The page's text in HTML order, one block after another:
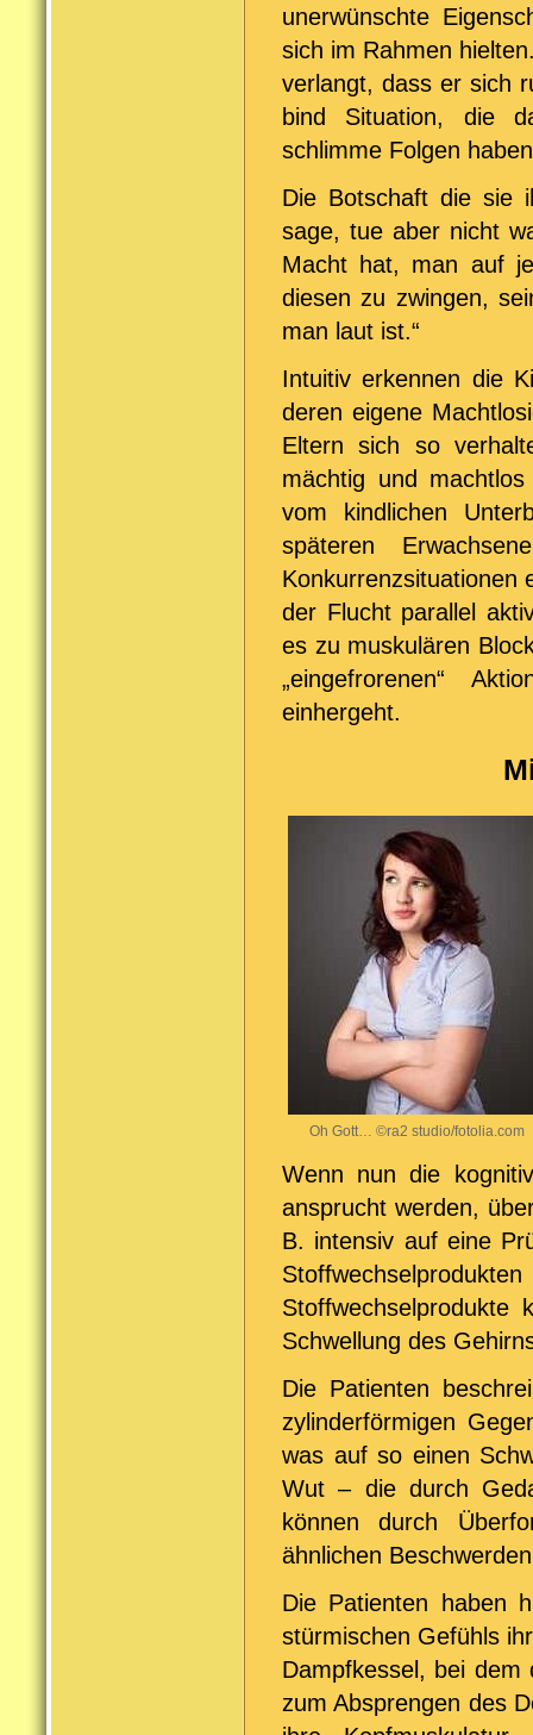
unerwünschte
sich im Rahmen
verlangt, dass er sich
bind Situation, die
schlimme Folgen
Die Botschaft die sie
sage, tue aber nicht
Macht hat, man auf
diesen zu zwingen,
man laut ist.“
Intuitiv erkennen die
deren eigene
Eltern sich so
mächtig und
vom kindlichen
späteren
Konkurrenzsituationen
der Flucht parallel
es zu muskulären
„eingefrorenen“
einhergeht.
Oh Gott… ©ra2 studio/fotolia.com
Wenn nun die
ansprucht werden,
B. intensiv auf eine
Stoffwechselprodukte
Schwellung des
Die Patienten
zylinderförmigen
was auf so einen
Wut – die durch
können durch
ähnlichen
Die Patienten haben
stürmischen Gefühls
Dampfkessel, bei
zum Absprengen des